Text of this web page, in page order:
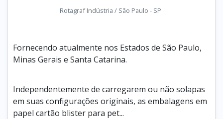
Rotagraf Indústria / São Paulo - SP
Fornecendo atualmente nos Estados de São Paulo,
Minas Gerais e Santa Catarina.
Independentemente de carregarem ou não solapas
em suas configurações originais, as embalagens em
papel cartão blister para pet...